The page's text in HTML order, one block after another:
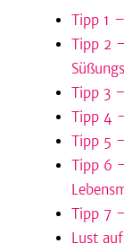
Tipp 1
Tipp 2
Tipp 3
Tipp 4
Tipp 5
Tipp 6
Tipp 7
Lust